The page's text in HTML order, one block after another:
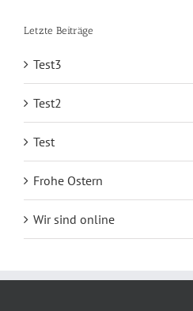
Letzte Beiträge
Test3
Test2
Test
Frohe Ostern
Wir sind online